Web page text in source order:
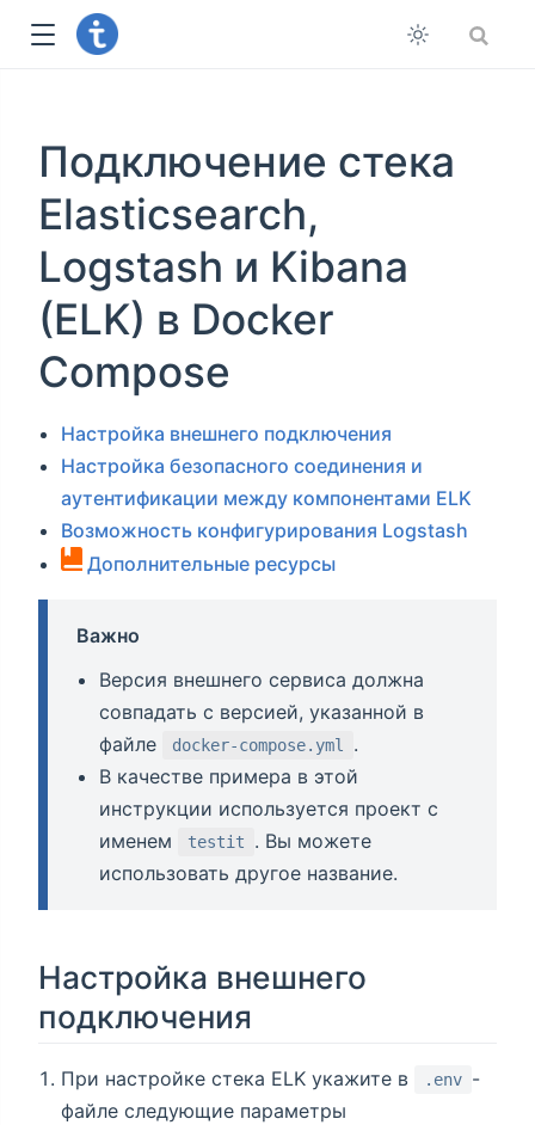
Подключение стека
Elasticsearch,
Logstash и Kibana
(ELK) в Docker
Compose
Настройка внешнего подключения
Настройка безопасного соединения и
аутентификации между компонентами ELK
Возможность конфигурирования Logstash
Дополнительные ресурсы
Важно
Версия внешнего сервиса должна
совпадать с версией, указанной в
файле
docker-compose.yml
.
В качестве примера в этой
инструкции используется проект с
именем
testit
. Вы можете
использовать другое название.
Настройка внешнего
подключения
При настройке стека ELK укажите в .env -
файле следующие параметры